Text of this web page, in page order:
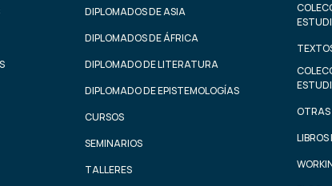
DIPLOMADOS DE ASIA
DIPLOMADOS DE ÁFRICA
DIPLOMADO DE LITERATURA
DIPLOMADO DE EPISTEMOLOGÍAS
CURSOS
SEMINARIOS
TALLERES
OTRAS